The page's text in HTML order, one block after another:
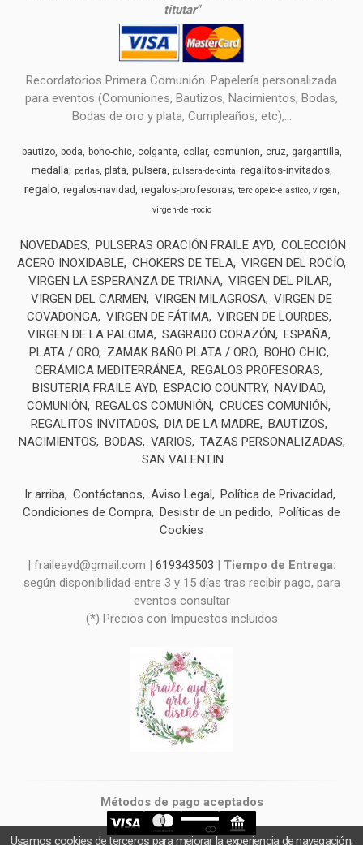
titutar"
Recordatorios Primera Comunión. Papelería personalizada
para eventos (Comuniones, Bautizos, Nacimientos, Bodas,
Bodas de oro y plata, Cumpleaños, etc),...
bautizo boda boho-chic colgante collar comunion cruz gargantilla
medalla perlas plata pulsera pulsera-de-cinta regalitos-invitados
regalo regalos-navidad regalos-profesoras terciopelo-elastico virgen
virgen-del-rocio
NOVEDADES PULSERAS ORACIÓN FRAILE AYD COLECCIÓN
ACERO INOXIDABLE CHOKERS DE TELA VIRGEN DEL ROCÍO
VIRGEN LA ESPERANZA DE TRIANA VIRGEN DEL PILAR
VIRGEN DEL CARMEN
VIRGEN MILAGROSA VIRGEN DE
COVADONGA VIRGEN DE FÁTIMA VIRGEN DE LOURDES
VIRGEN DE LA PALOMA SAGRADO CORAZÓN
ESPAÑA
PLATA / ORO
ZAMAK BAÑO PLATA / ORO BOHO CHIC
CERÁMICA MEDITERRÁNEA REGALOS PROFESORAS
BISUTERIA FRAILE AYD ESPACIO COUNTRY NAVIDAD
COMUNIÓN
REGALOS COMUNIÓN
CRUCES COMUNIÓN
REGALITOS INVITADOS
DIA DE LA MADRE BAUTIZOS
NACIMIENTOS
BODAS VARIOS
TAZAS PERSONALIZADAS
SAN VALENTIN
Ir arriba Contáctanos Aviso Legal
Política de Privacidad
Condiciones de Compra Desistir de un pedido
Políticas de
Cookies
| fraileayd@gmail.com | 619343503 | Tiempo de Entrega:
según disponibilidad entre 3 y 15 días tras recibir pago, para
eventos consultar
(*) Precios con Impuestos incluidos
Métodos de pago aceptados
Usamos cookies de terceros para mejorar la experiencia de navegación,